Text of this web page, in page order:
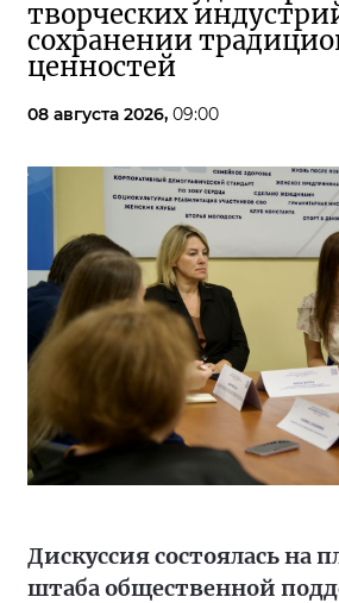
творческих
сохранении
ценностей
08 августа 2026, 09:00
Дискуссия состоялась на
штаба общественной